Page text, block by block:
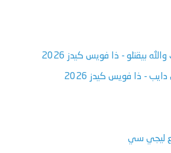
بيقتلو - ذا فويس كيدز 2026
- ذا فويس كيدز 2026
ليجي سي